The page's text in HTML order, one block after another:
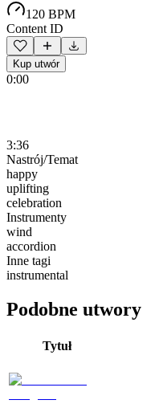
120 BPM
Content ID
Kup utwór
0:00
3:36
Nastrój/Temat
happy
uplifting
celebration
Instrumenty
wind
accordion
Inne tagi
instrumental
Podobne utwory
Tytuł